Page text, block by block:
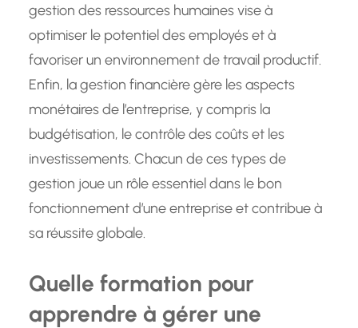
gestion des ressources humaines vise à
optimiser le potentiel des employés et à
favoriser un environnement de travail productif.
Enfin, la gestion financière gère les aspects
monétaires de l’entreprise, y compris la
budgétisation, le contrôle des coûts et les
investissements. Chacun de ces types de
gestion joue un rôle essentiel dans le bon
fonctionnement d’une entreprise et contribue à
sa réussite globale.
Quelle formation pour
apprendre à gérer une